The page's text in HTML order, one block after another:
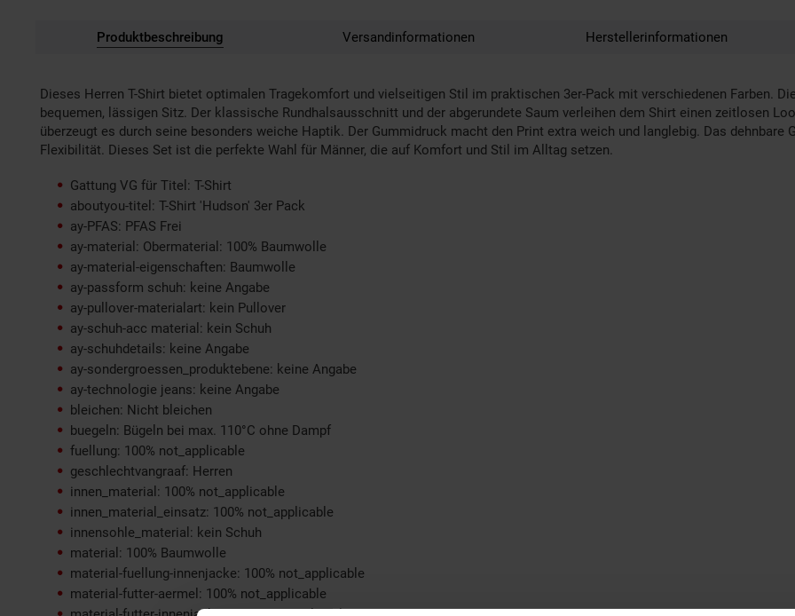
Produktbeschreibung Versandinformationen Herstellerinformationen
Dieses Herren T-Shirt bietet optimalen Tragekomfort und vielseitigen Stil im praktischen 3er-Pack mit verschiedenen Farben.
bequemen, lässigen Sitz. Der klassische Rundhalsausschnitt und der abgerundete Saum verleihen dem Shirt einen zeitlosen
überzeugt es durch seine besonders weiche Haptik. Der Gummidruck macht den Print extra weich und langlebig. Das
Flexibilität. Dieses Set ist die perfekte Wahl für Männer, die auf Komfort und Stil im Alltag setzen.
Gattung VG für Titel: T-Shirt
aboutyou-titel: T-Shirt 'Hudson' 3er Pack
ay-PFAS: PFAS Frei
ay-material: Obermaterial: 100% Baumwolle
ay-material-eigenschaften: Baumwolle
ay-passform schuh: keine Angabe
ay-pullover-materialart: kein Pullover
ay-schuh-acc material: kein Schuh
ay-schuhdetails: keine Angabe
ay-sondergroessen_produktebene: keine Angabe
ay-technologie jeans: keine Angabe
bleichen: Nicht bleichen
buegeln: Bügeln bei max. 110°C ohne Dampf
fuellung: 100% not_applicable
geschlechtvangraaf: Herren
innen_material: 100% not_applicable
innen_material_einsatz: 100% not_applicable
innensohle_material: kein Schuh
material: 100% Baumwolle
material-fuellung-innenjacke: 100% not_applicable
material-futter-aermel: 100% not_applicable